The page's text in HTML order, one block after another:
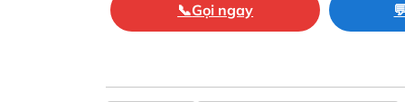
📞Gọi ngay